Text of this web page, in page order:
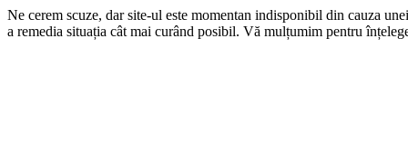
Ne cerem scuze, dar site-ul este momentan indisponibil din cauza
a remedia situația cât mai curând posibil. Vă mulțumim pentru